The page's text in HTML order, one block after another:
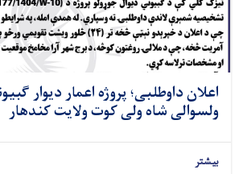
اعلان داوطلبی؛ پروژه اعمار دیوار
ولسوالی شاه ولی کوت ولایت کندهار
بیشتر